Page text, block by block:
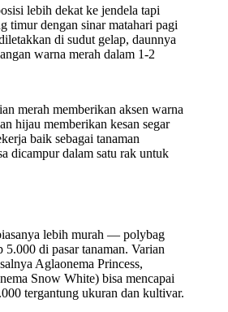
lebih dekat ke jendela tapi
timur dengan sinar matahari pagi
di sudut gelap, daunnya
warna merah dalam 1-2
merah memberikan aksen warna
hijau memberikan kesan segar
baik sebagai tanaman
dicampur dalam satu rak untuk
lebih murah — polybag
di pasar tanaman. Varian
Aglaonema Princess,
Snow White) bisa mencapai
tergantung ukuran dan kultivar.